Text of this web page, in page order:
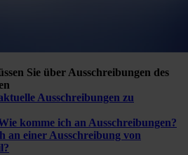
Sie über Ausschreibungen des
Ausschreibungen zu
komme ich an Ausschreibungen?
an einer Ausschreibung von